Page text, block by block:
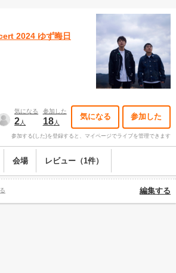
2024 ゆず晦日
気になる
2人
参加した
18人
気になる 参加した
参加する(した)を登録すると、マイページでライブを管理できます
会場 レビュー（1件）
編集する